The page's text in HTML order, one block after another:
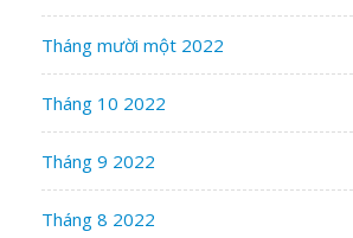
Tháng mười một 2022
Tháng 10 2022
Tháng 9 2022
Tháng 8 2022